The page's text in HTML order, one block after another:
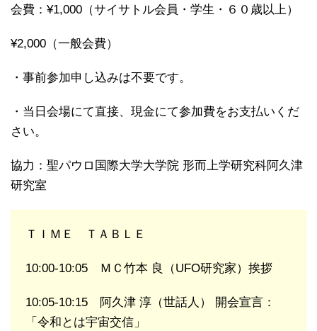
会費：¥1,000（サイサトル会員・学生・６０歳以上）
¥2,000（一般会費）
・事前参加申し込みは不要です。
・当日会場にて直接、現金にて参加費をお支払いくだ
さい。
協力：聖パウロ国際大学大学院 形而上学研究科阿久津
研究室
ＴＩＭＥ ＴＡＢＬＥ
10:00-10:05 ＭＣ竹本 良（UFO研究家）挨拶
10:05-10:15 阿久津 淳（世話人） 開会宣言：
「令和とは宇宙交信」